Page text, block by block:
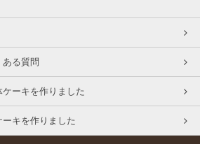
ある質問
ケーキを作りました
ーキを作りました